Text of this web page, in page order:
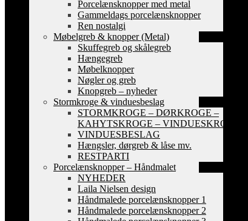
Porcelænsknopper med metal
Gammeldags porcelænsknopper
Ren nostalgi
Møbelgreb & knopper (Metal)
Skuffegreb og skålegreb
Hængegreb
Møbelknopper
Nøgler og greb
Knopgreb – nyheder
Stormkroge & vinduesbeslag
STORMKROGE – DØRKROGE –
KAHYTSKROGE – VINDUESKROGE
VINDUESBESLAG
Hængsler, dørgreb & låse mv.
RESTPARTI
Porcelænsknopper – Håndmalet
NYHEDER
Laila Nielsen design
Håndmalede porcelænsknopper 1
Håndmalede porcelænsknopper 2